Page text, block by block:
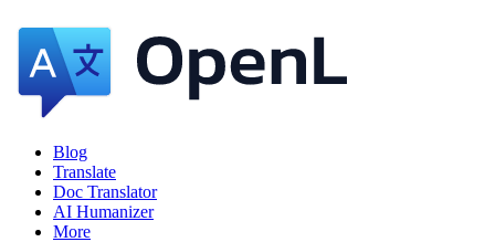
Blog
Translate
Doc Translator
AI Humanizer
More